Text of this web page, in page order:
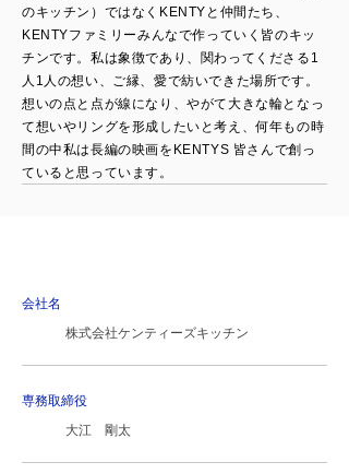
のキッチン）ではなくKENTYと仲間たち、
KENTYファミリーみんなで作っていく皆のキッ
チンです。私は象徴であり、関わってくださる1
人1人の想い、ご縁、愛で紡いできた場所です。
想いの点と点が線になり、やがて大きな輪となっ
て想いやリングを形成したいと考え、何年もの時
間の中私は長編の映画をKENTYS 皆さんで創っ
ていると思っています。
会社名
株式会社ケンティーズキッチン
専務取締役
大江 剛太